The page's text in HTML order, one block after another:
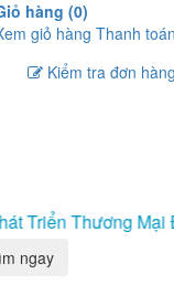
hàng (0)
giỏ hàng Thanh toán
Kiểm tra đơn hàng
Triển Thương Mại
ngay